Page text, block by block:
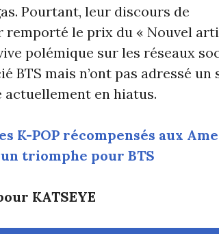
Pourtant, leur discours de
le prix du « Nouvel
polémique sur les réseaux
BTS mais n’ont pas adressé un
actuellement en hiatus.
K-POP récompensés aux
triomphe pour BTS
KATSEYE